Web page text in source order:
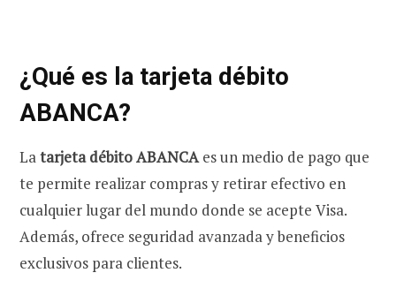
¿Qué es la tarjeta débito
ABANCA?
Latarjeta débito ABANCAes un medio de pago que
te permite realizar compras y retirar efectivo en
cualquier lugar del mundo donde se acepte Visa.
Además, ofrece seguridad avanzada y beneficios
exclusivos para clientes.